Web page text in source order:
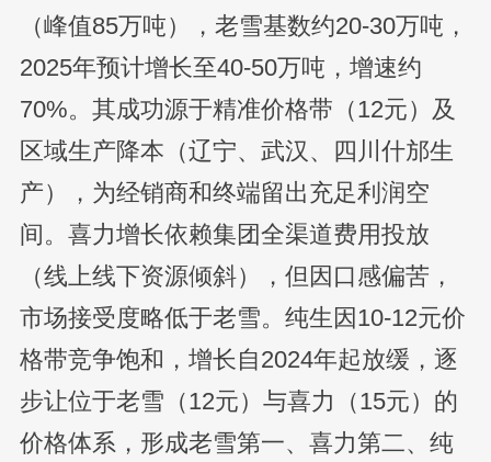
（峰值85万吨），老雪基数约20-30万吨，
2025年预计增长至40-50万吨，增速约
70%。其成功源于精准价格带（12元）及
区域生产降本（辽宁、武汉、四川什邡生
产），为经销商和终端留出充足利润空
间。喜力增长依赖集团全渠道费用投放
（线上线下资源倾斜），但因口感偏苦，
市场接受度略低于老雪。纯生因10-12元价
格带竞争饱和，增长自2024年起放缓，逐
步让位于老雪（12元）与喜力（15元）的
价格体系，形成老雪第一、喜力第二、纯